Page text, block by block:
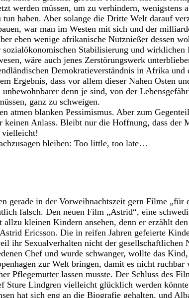
werden müssen, um zu verhindern,
haben. Aber solange die Dritte Welt darauf
war man im Westen mit sich und der
eben wenige afrikanische Nutznießer dessen
sozialökonomischen Stabilisierung und
wäre auch jenes Zerstörungswerk
Demokratieverständnis in Afrika und
Ergebnis, dass vor allem dieser Nahen Osten
denn je sind, von der
ganz zu schweigen.
atmen blanken Pessimismus. Aber zum
keinen Anlass. Bleibt nur die Hoffnung, dass der
vielleicht!
bleiben: Too little, too late…
gerade in der Vorweihnachtszeit gern Filme „für
falsch. Den neuen Film „Astrid“, eine
kleinen Kindern ansehen, denn er erzählt
Ericsson. Die in reifen Jahren gefeierte
ihr Sexualverhalten nicht der gesellschaftlichen
Chef und wurde schwanger, wollte das
zur Welt bringen, damit es nicht ruchbar
Pflegemutter lassen musste. Der Schluss des
Sture Lindgren vielleicht glücklich werden
hat sich eng an die Biografie gehalten, und